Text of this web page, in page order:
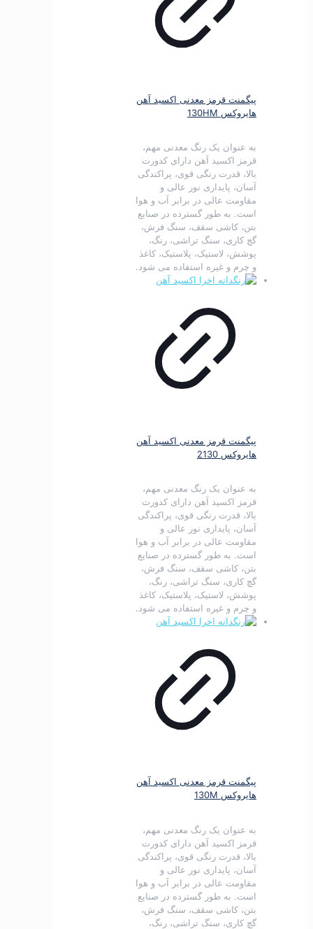
پیگمنت قرمز معدنی اکسید آهن
هایروکس 130HM
به عنوان یک رنگ معدنی مهم،
قرمز اکسید آهن دارای کدورت
بالا، قدرت رنگی قوی، پراکندگی
آسان، پایداری نور عالی و
مقاومت عالی در برابر آب و هوا
است. به طور گسترده در صنایع
بتن، کاشی سقف، سنگ فرش،
گچ کاری، سنگ تراشی، رنگ،
پوشش، لاستیک، پلاستیک، کاغذ
و چرم و غیره استفاده می شود.
پیگمنت قرمز معدنی اکسید آهن
هایروکس 2130
به عنوان یک رنگ معدنی مهم،
قرمز اکسید آهن دارای کدورت
بالا، قدرت رنگی قوی، پراکندگی
آسان، پایداری نور عالی و
مقاومت عالی در برابر آب و هوا
است. به طور گسترده در صنایع
بتن، کاشی سقف، سنگ فرش،
گچ کاری، سنگ تراشی، رنگ،
پوشش، لاستیک، پلاستیک، کاغذ
و چرم و غیره استفاده می شود.
پیگمنت قرمز معدنی اکسید آهن
هایروکس 130M
به عنوان یک رنگ معدنی مهم،
قرمز اکسید آهن دارای کدورت
بالا، قدرت رنگی قوی، پراکندگی
آسان، پایداری نور عالی و
مقاومت عالی در برابر آب و هوا
است. به طور گسترده در صنایع
بتن، کاشی سقف، سنگ فرش،
گچ کاری، سنگ تراشی، رنگ،